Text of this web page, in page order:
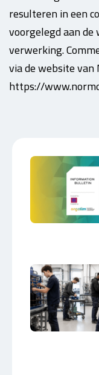
resulteren in een
voorgelegd aan
verwerking.
via de website van
https://